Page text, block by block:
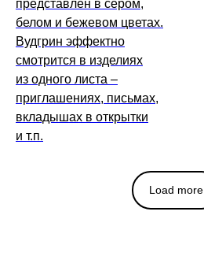
представлен в сером,
белом и бежевом цветах.
Вудгрин эффектно
смотрится в изделиях
из одного листа –
приглашениях, письмах,
вкладышах в открытки
и т.п.
Load more